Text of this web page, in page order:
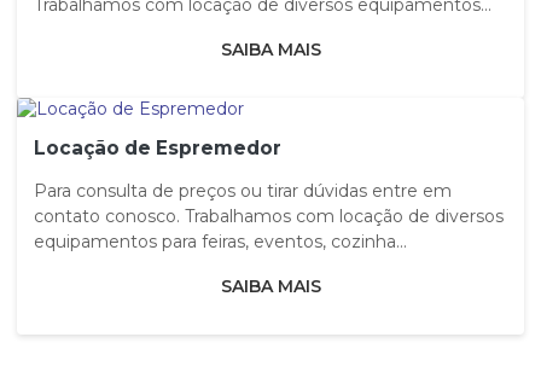
Trabalhamos com locação de diversos equipamentos...
SAIBA MAIS
Locação de Espremedor
Para consulta de preços ou tirar dúvidas entre em
contato conosco. Trabalhamos com locação de diversos
equipamentos para feiras, eventos, cozinha...
SAIBA MAIS